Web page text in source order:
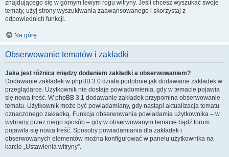
znajdującego się w górnym lewym rogu witryny. Jeśli chcesz wyszukać swoje
tematy, użyj strony wyszukiwania zaawansowanego i skorzystaj z
odpowiednich funkcji.
Na górę
Obserwowanie tematów i zakładki
Jaka jest różnica między dodaniem zakładki a obserwowaniem?
Dodawanie zakładek w phpBB 3.0 działa podobnie jak dodawanie zakładek w
przeglądarce. Użytkownik nie dostaje powiadomienia, gdy w temacie pojawia
się nowa treść. W phpBB 3.1 dodawanie zakładek przypomina obserwowanie
tematu. Użytkownik może być powiadamiany, gdy nastąpi aktualizacja tematu
oznaczonego zakładką. Funkcja obserwowania powiadamia użytkownika – w
wybrany przez niego sposób – gdy w obserwowanym temacie bądź forum
pojawiła się nowa treść. Sposoby powiadamiania dla zakładek i
obserwowanych elementów można konfigurować w panelu użytkownika na
karcie „Ustawienia witryny”.